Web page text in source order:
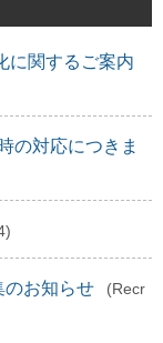
に関するご案内
の対応につきま
のお知らせ
(Recr